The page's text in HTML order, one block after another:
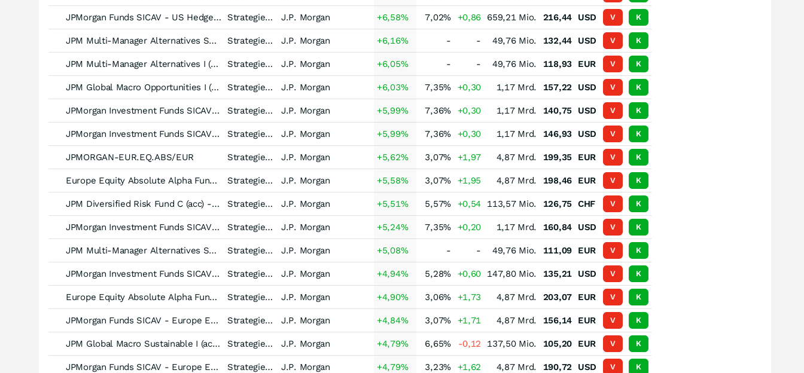
JPMorgan Funds SICAV - US Hedged Equity Fund -JPM C (acc) USD- Strategiefonds Aktien-Strategie Equity L/S Long Bias USA J.P. Morgan +6,58% 7,02% +0,86 659,21 Mio. 216,44 USD V K
JPM Multi-Manager Alternatives S2 (acc) - USD Strategiefonds Misch-Strategie dynamisch Welt J.P. Morgan +6,16% - - 49,76 Mio. 132,44 USD V K
JPM Multi-Manager Alternatives I (acc) - EUR (hedged) Strategiefonds Misch-Strategie dynamisch Welt J.P. Morgan +6,05% - - 49,76 Mio. 118,93 EUR V K
JPM Global Macro Opportunities I (acc) - USD (hedged) Strategiefonds Multi-Asset-Strategie Makro dynamisch Welt J.P. Morgan +6,03% 7,35% +0,30 1,17 Mrd. 157,22 USD V K
JPMorgan Investment Funds SICAV - Global Macro Opportunities Fund -C (acc) USD (hedged)- Strategiefonds Multi-Asset-Strategie Makro dynamisch Welt J.P. Morgan +5,99% 7,36% +0,30 1,17 Mrd. 140,75 USD V K
JPMorgan Investment Funds SICAV - Global Macro Opportunities Fund -C (dist) USD (hedged)- Strategiefonds Multi-Asset-Strategie Makro dynamisch Welt J.P. Morgan +5,99% 7,36% +0,30 1,17 Mrd. 146,93 USD V K
JPMORGAN-EUR.EQ.ABS/EUR Strategiefonds Aktien-Strategie Equity L/S Long Bias Europa J.P. Morgan +5,62% 3,07% +1,97 4,87 Mrd. 199,35 EUR V K
Europe Equity Absolute Alpha Fund Cpa EUR Strategiefonds Aktien-Strategie Equity L/S Long Bias Europa J.P. Morgan +5,58% 3,07% +1,95 4,87 Mrd. 198,46 EUR V K
JPM Diversified Risk Fund C (acc) - CHF (hedged) Strategiefonds Multi-Asset-Strategie systematisch dynamisch Welt J.P. Morgan +5,51% 5,57% +0,54 113,57 Mio. 126,75 CHF V K
JPMorgan Investment Funds SICAV - Global Macro Opportunities Fund -A (acc) USD (hedged)- Strategiefonds Multi-Asset-Strategie Makro dynamisch Welt J.P. Morgan +5,24% 7,35% +0,20 1,17 Mrd. 160,84 USD V K
JPM Multi-Manager Alternatives S2 (dist) - (EUR hedged) Strategiefonds Misch-Strategie dynamisch Welt J.P. Morgan +5,08% - - 49,76 Mio. 111,09 EUR V K
JPMorgan Investment Funds SICAV - Global Macro Fund -C (acc) USD- Strategiefonds Multi-Asset-Strategie Makro defensiv Welt J.P. Morgan +4,94% 5,28% +0,60 147,80 Mio. 135,21 USD V K
Europe Equity Absolute Alpha Fund Apa EUR Strategiefonds Aktien-Strategie Equity L/S Long Bias Europa J.P. Morgan +4,90% 3,06% +1,73 4,87 Mrd. 203,07 EUR V K
JPMorgan Funds SICAV - Europe Equity Absolute Alpha Fund -JPM A (perf) (dist) EUR- Strategiefonds Aktien-Strategie Equity L/S Long Bias Europa J.P. Morgan +4,84% 3,07% +1,71 4,87 Mrd. 156,14 EUR V K
JPM Global Macro Sustainable I (acc) - EUR Strategiefonds Multi-Asset-Strategie Makro dynamisch Welt J.P. Morgan +4,79% 6,65% -0,12 137,50 Mio. 105,20 EUR V K
JPMorgan Funds SICAV - Europe Equity Absolute Alpha Fund -JPM A (perf) (acc) USD- Strategiefonds Aktien-Strategie Equity L/S Long Bias Europa J.P. Morgan +4,79% 3,23% +1,62 4,87 Mrd. 190,72 USD V K